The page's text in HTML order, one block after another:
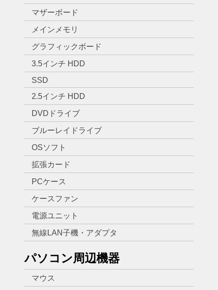
マザーボード
メインメモリ
グラフィックボード
3.5インチ HDD
SSD
2.5インチ HDD
DVDドライブ
ブルーレイドライブ
OSソフト
拡張カード
PCケース
ケースファン
電源ユニット
無線LAN子機・アダプタ
パソコン周辺機器
マウス